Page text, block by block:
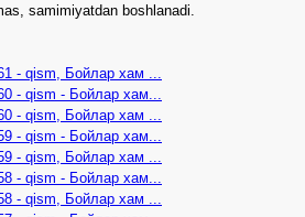
samimiyatdan boshlanadi.
- qism, Бойлар хам ...
- qism - Бойлар хам...
- qism, Бойлар хам ...
- qism - Бойлар хам...
- qism, Бойлар хам ...
- qism - Бойлар хам...
- qism, Бойлар хам ...